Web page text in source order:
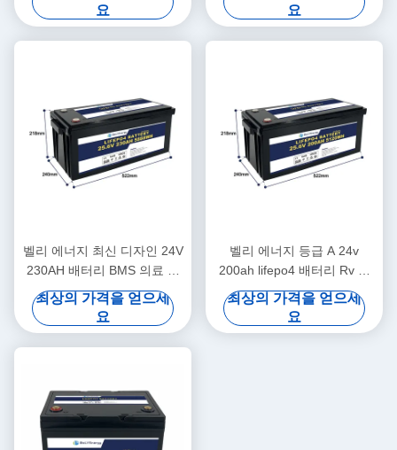
요
요
벨리 에너지 최신 디자인 24V
230AH 배터리 BMS 의료 스
쿠터 요트
최상의 가격을 얻으세
요
벨리 에너지 등급 A 24v
200ah lifepo4 배터리 Rv 태
양 Lifepo4 해양 배터리 깊은
사이클
최상의 가격을 얻으세
요